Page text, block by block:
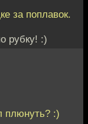
за поплавок.
рубку! :)
плюнуть? :)